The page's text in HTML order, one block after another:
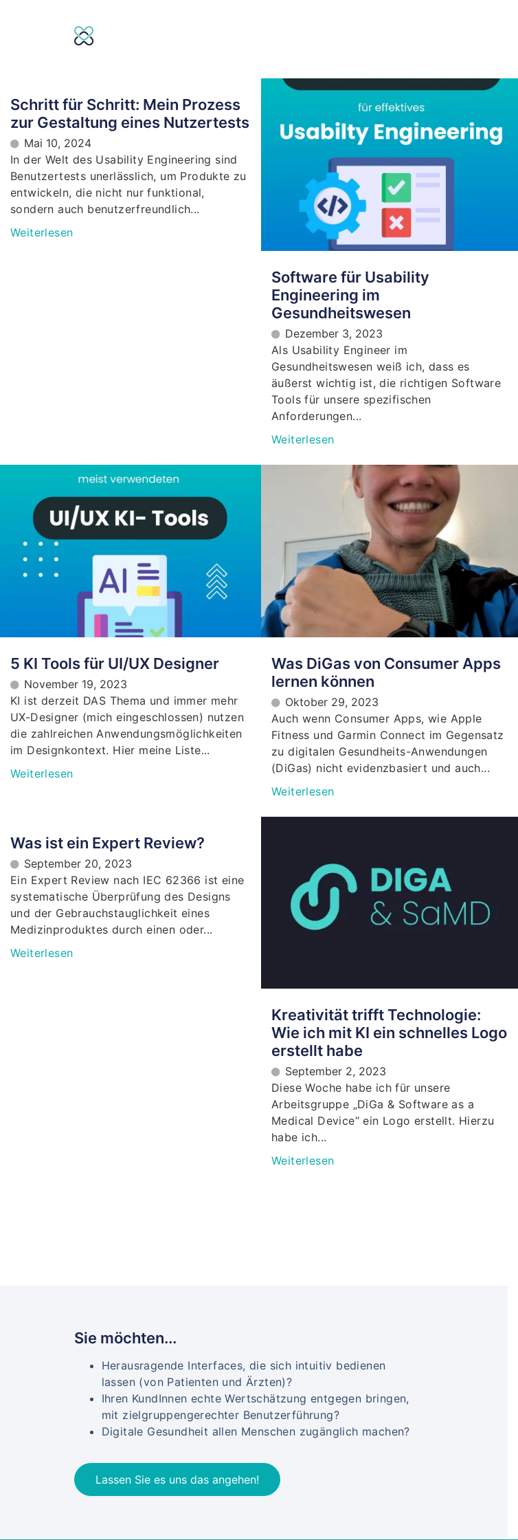
Schritt für Schritt: Mein Prozess
zur Gestaltung eines Nutzertests
Mai 10, 2024
In der Welt des Usability Engineering sind
Benutzertests unerlässlich, um Produkte zu
entwickeln, die nicht nur funktional,
sondern auch benutzerfreundlich...
Weiterlesen
Software für Usability
Engineering im
Gesundheitswesen
Dezember 3, 2023
Als Usability Engineer im
Gesundheitswesen weiß ich, dass es
äußerst wichtig ist, die richtigen Software
Tools für unsere spezifischen
Anforderungen...
Weiterlesen
5 KI Tools für UI/UX Designer
November 19, 2023
KI ist derzeit DAS Thema und immer mehr
UX-Designer (mich eingeschlossen) nutzen
die zahlreichen Anwendungsmöglichkeiten
im Designkontext. Hier meine Liste...
Weiterlesen
Was DiGas von Consumer Apps
lernen können
Oktober 29, 2023
Auch wenn Consumer Apps, wie Apple
Fitness und Garmin Connect im Gegensatz
zu digitalen Gesundheits-Anwendungen
(DiGas) nicht evidenzbasiert und auch...
Weiterlesen
Was ist ein Expert Review?
September 20, 2023
Ein Expert Review nach IEC 62366 ist eine
systematische Überprüfung des Designs
und der Gebrauchstauglichkeit eines
Medizinproduktes durch einen oder...
Weiterlesen
Kreativität trifft Technologie:
Wie ich mit KI ein schnelles Logo
erstellt habe
September 2, 2023
Diese Woche habe ich für unsere
Arbeitsgruppe „DiGa & Software as a
Medical Device“ ein Logo erstellt. Hierzu
habe ich...
Weiterlesen
Sie möchten...
Herausragende Interfaces, die sich intuitiv bedienen
lassen (von Patienten und Ärzten)?
Ihren KundInnen echte Wertschätzung entgegen bringen,
mit zielgruppengerechter Benutzerführung?
Digitale Gesundheit allen Menschen zugänglich machen?
Lassen Sie es uns das angehen!